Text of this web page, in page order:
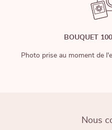
BOUQUET
Photo prise au moment de
Nous